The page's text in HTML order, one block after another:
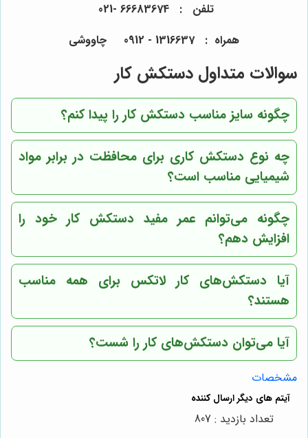
تلفن : 66683674 -021
همراه : 1316637 - 0912 چاووشی
سوالات متداول دستکش کار
چگونه سایز مناسب دستکش کار را پیدا کنم؟
چه نوع دستکش کاری برای محافظت در برابر مواد
شیمیایی مناسب است؟
چگونه می‌توانم عمر مفید دستکش کار خود را
افزایش دهم؟
آیا دستکش‌های کار لاتکس برای همه مناسب
هستند؟
آیا می‌توان دستکش‌های کار را شست؟
مشخصات
تعداد بازدید : 807